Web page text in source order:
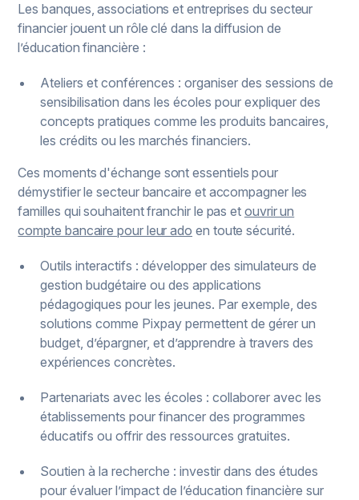
Les banques, associations et entreprises du secteur
financier jouent un rôle clé dans la diffusion de
l’éducation financière :
Ateliers et conférences : organiser des sessions de
sensibilisation dans les écoles pour expliquer des
concepts pratiques comme les produits bancaires,
les crédits ou les marchés financiers.
Ces moments d'échange sont essentiels pour
démystifier le secteur bancaire et accompagner les
familles qui souhaitent franchir le pas et ouvrir un
compte bancaire pour leur ado en toute sécurité.
Outils interactifs : développer des simulateurs de
gestion budgétaire ou des applications
pédagogiques pour les jeunes. Par exemple, des
solutions comme Pixpay permettent de gérer un
budget, d’épargner, et d’apprendre à travers des
expériences concrètes.
Partenariats avec les écoles : collaborer avec les
établissements pour financer des programmes
éducatifs ou offrir des ressources gratuites.
Soutien à la recherche : investir dans des études
pour évaluer l’impact de l’éducation financière sur